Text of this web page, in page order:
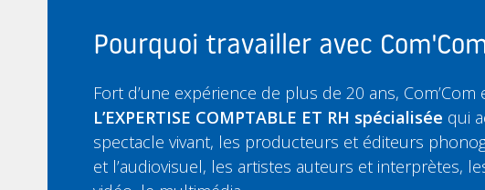
Pourquoi travailler avec
Fort d’une expérience de plus de 20 ans, Com’Com
L’EXPERTISE COMPTABLE ET RH spécialisée qui
spectacle vivant, les producteurs et éditeurs
et l’audiovisuel, les artistes auteurs et interprètes,